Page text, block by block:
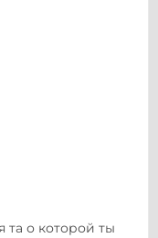
та о которой ты